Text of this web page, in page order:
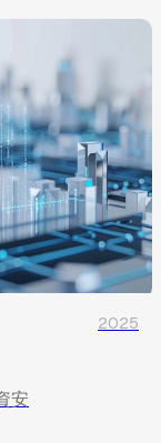
安
2025